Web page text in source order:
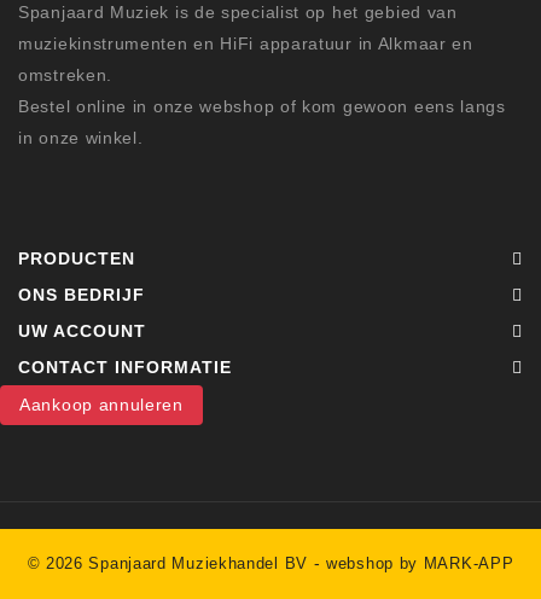
Spanjaard Muziek is de specialist op het gebied van
muziekinstrumenten en HiFi apparatuur in Alkmaar en
omstreken.
Bestel online in onze webshop of kom gewoon eens langs
in onze winkel.
PRODUCTEN
ONS BEDRIJF
UW ACCOUNT
CONTACT INFORMATIE
Aankoop annuleren
© 2026 Spanjaard Muziekhandel BV -webshop by MARK-APP